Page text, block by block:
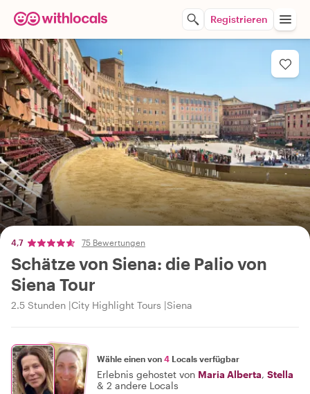
Registrieren
4,7 75 Bewertungen
Schätze von Siena: die Palio von
Siena Tour
2.5 Stunden City Highlight Tours Siena
Wähle einen von 4 Locals verfügbar
Erlebnis gehostet von Maria Alberta, Stella
& 2 andere Locals